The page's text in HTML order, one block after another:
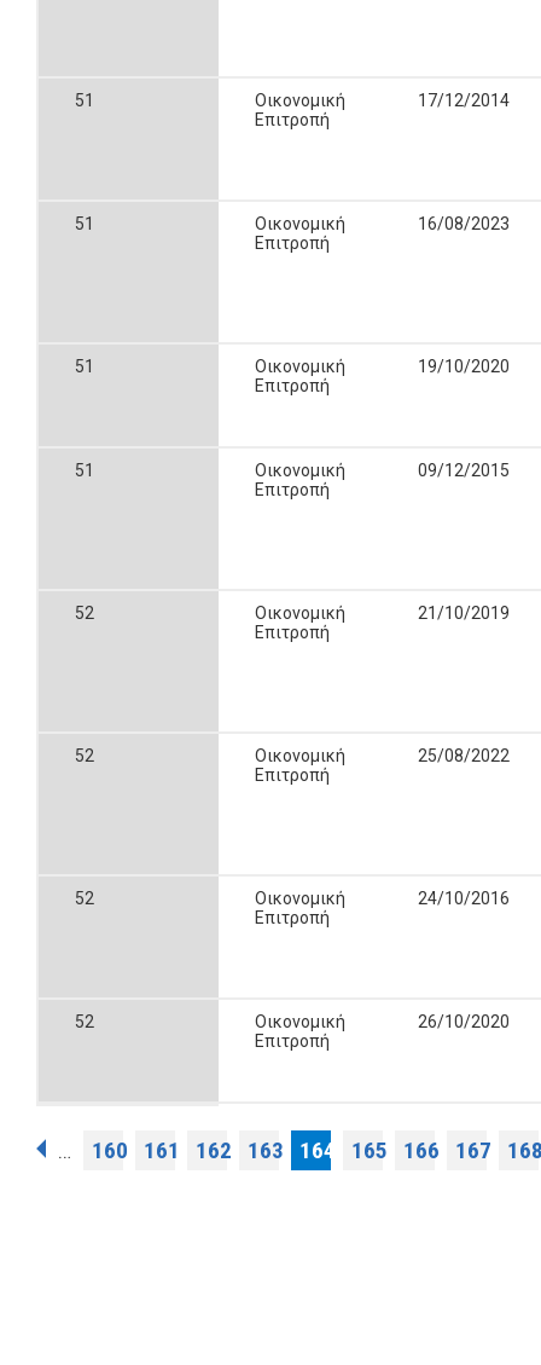
51
Οικονομική
Επιτροπή
17/12/2014
51
Οικονομική
Επιτροπή
16/08/2023
51
Οικονομική
Επιτροπή
19/10/2020
51
Οικονομική
Επιτροπή
09/12/2015
52
Οικονομική
Επιτροπή
21/10/2019
52
Οικονομική
Επιτροπή
25/08/2022
52
Οικονομική
Επιτροπή
24/10/2016
52
Οικονομική
Επιτροπή
26/10/2020
Σελίδες
… 160 161 162 163 164 165 166 167